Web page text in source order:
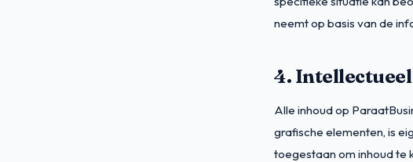
neemt op basis van de
4.
Alle inhoud op
grafische elementen, is
toegestaan om inhoud te